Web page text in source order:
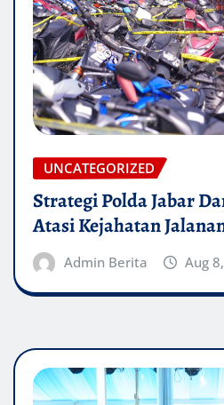
UNCATEGORIZED
Strategi Polda Jabar
Atasi Kejahatan
Admin Berita Aug